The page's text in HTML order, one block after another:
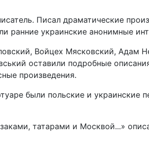
Писал драматические
ранние украинские анонимные
Войцех Мясковский, Адам
оставили подробные
произведения.
были польские и украинские
татарами и Москвой...»